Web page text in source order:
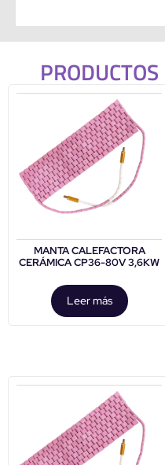
MANTA CALEFACTORA
CERÁMICA CP36-80V 3,6KW
Leer más